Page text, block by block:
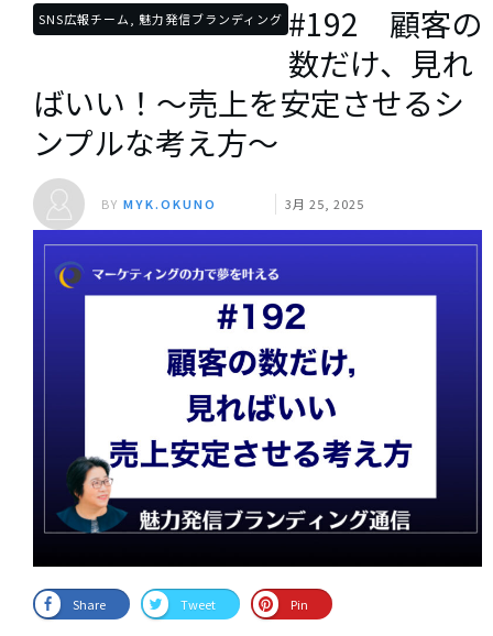
SNS広報チーム, 魅力発信ブランディング #192 顧客の
数だけ、見れ
ばいい！～売上を安定させるシ
ンプルな考え方～
BY MYK.OKUNO 3月 25, 2025
Share Tweet Pin